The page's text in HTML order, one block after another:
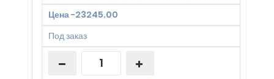
Цена-23245.00
Под заказ